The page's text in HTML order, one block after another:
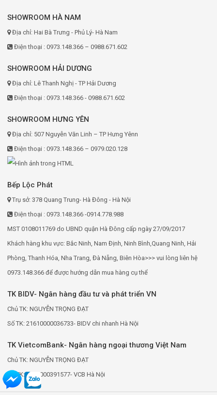
SHOWROOM HÀ NAM
Địa chỉ: Hai Bà Trưng - Phủ Lý- Hà Nam
Điện thoại : 0973.148.366 – 0988.671.602
SHOWROOM HẢI DƯƠNG
Địa chỉ: Lê Thanh Nghị - TP Hải Dương
Điện thoại : 0973.148.366 - 0988.671.602
SHOWROOM HƯNG YÊN
Địa chỉ: 507 Nguyễn Văn Linh – TP Hưng Yênn
Điện thoại : 0973.148.366 – 0979.020.128
Bếp Lộc Phát
Trụ sở: 378 Quang Trung- Hà Đông - Hà Nội
Điện thoại : 0973.148.366 -0914.778.988
MST 0108011769 do UBND quận Hà Đông cấp ngày 27/09/2017
Khách hàng khu vực: Bắc Ninh, Nam Định, Ninh Bình,Quang Ninh, Hải
Phòng, Thanh Hóa, Nha Trang, Đà Nẵng, Biên Hòa>>> vui lòng liên hệ
0973.148.366 để được hướng dẫn mua hàng cụ thể
TK BIDV- Ngân hàng đầu tư và phát triển VN
Chủ TK: NGUYỄN TRỌNG ĐẠT
Số TK: 21610000036733- BIDV chi nhanh Hà Nội
TK VietcomBank- Ngân hàng ngoại thương Việt Nam
Chủ TK: NGUYỄN TRỌNG ĐẠT
Số TK: 0691000391577- VCB Hà Nội